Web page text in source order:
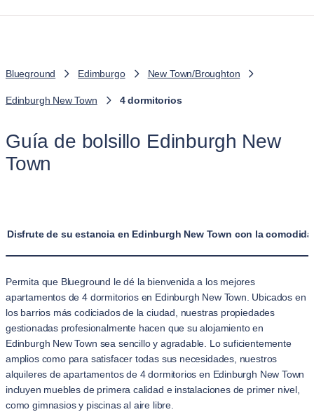
Blueground Edimburgo New Town/Broughton
Edinburgh New Town 4 dormitorios
Guía de bolsillo Edinburgh New
Town
Disfrute de su estancia en Edinburgh New Town con la
Permita que Blueground le dé la bienvenida a los mejores
apartamentos de 4 dormitorios en Edinburgh New Town. Ubicados en
los barrios más codiciados de la ciudad, nuestras propiedades
gestionadas profesionalmente hacen que su alojamiento en
Edinburgh New Town sea sencillo y agradable. Lo suficientemente
amplios como para satisfacer todas sus necesidades, nuestros
alquileres de apartamentos de 4 dormitorios en Edinburgh New Town
incluyen muebles de primera calidad e instalaciones de primer nivel,
como gimnasios y piscinas al aire libre.